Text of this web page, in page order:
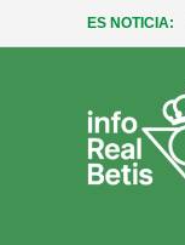
ES NOTICIA: